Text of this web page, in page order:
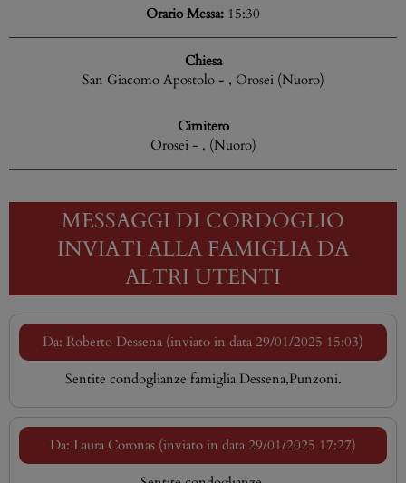
Orario Messa: 15:30
Chiesa
San Giacomo Apostolo - , Orosei (Nuoro)
Cimitero
Orosei - , (Nuoro)
MESSAGGI DI CORDOGLIO
INVIATI ALLA FAMIGLIA DA
ALTRI UTENTI
Da: Roberto Dessena (inviato in data 29/01/2025 15:03)
Sentite condoglianze famiglia Dessena,Punzoni.
Da: Laura Coronas (inviato in data 29/01/2025 17:27)